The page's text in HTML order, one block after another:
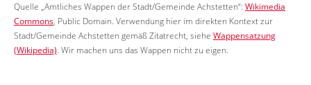
Quelle „Amtliches Wappen der Stadt/Gemeinde Achstetten“: Wikimedia
Commons, Public Domain. Verwendung hier im direkten Kontext zur
Stadt/Gemeinde Achstetten gemäß Zitatrecht, siehe Wappensatzung
(Wikipedia). Wir machen uns das Wappen nicht zu eigen.